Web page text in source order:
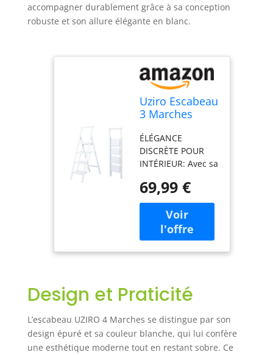
accompagner durablement grâce à sa conception
robuste et son allure élégante en blanc.
Uziro Escabeau
3 Marches
Blanc
Décoratif,
Marche Pied
Marches pour
Intérieur,
Escabeau 5
Marches Et
Escabot
Coordonnés
Domestique
ÉLÉGANCE
DISCRÈTE POUR
INTÉRIEUR: Avec sa
épurée, cet
escabeau se fond
dans votre
décoration comme
une véritable
échelle décorative,
pliable qui reste
chic même posé en
évidence, idéal
pour ceux qui
veulent un
69,99 €
Design et Praticité
L’escabeau UZIRO 4 Marches se distingue par son
design épuré et sa couleur blanche, qui lui confère
une esthétique moderne tout en restant sobre. Ce